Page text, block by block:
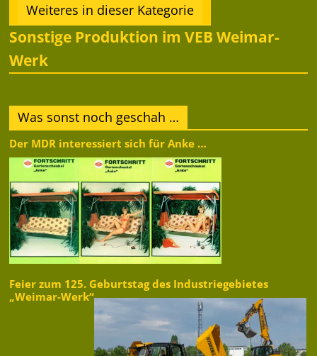
Weiteres in dieser Kategorie
Sonstige Produktion im VEB Weimar-
Werk
Was sonst noch geschah …
Der MDR interessiert sich für Anke …
Feier zum 125. Geburtstag des Industriegebietes
„Weimar-Werk“